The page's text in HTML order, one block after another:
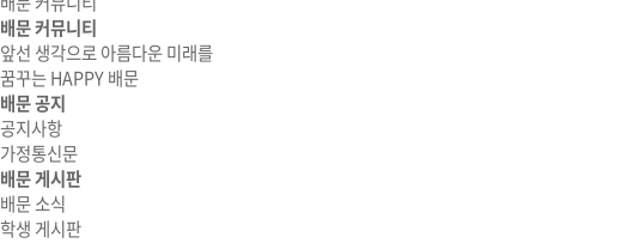
배문 커뮤니티
앞선 생각으로 아름다운 미래를
꿈꾸는 HAPPY 배문
배문 공지
공지사항
가정통신문
배문 게시판
배문 소식
학생 게시판